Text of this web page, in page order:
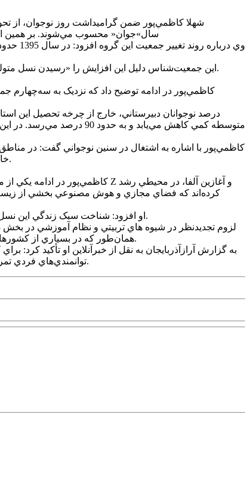
سال»جوان« محسوب مي‌شوند. بر همين
اين جمعيت‌شناس دليل اين افزايش را «رسيدن نسل متولد دهه 60 به سن فرزندآوري در اواخر دهه 80 و اوايل دهه 90» عنوان کرد و افزود: افزايش جمعيت نوجوانان تا اواخر دهه 1400 ادامه خواهد داشت.
کاظمي‌پور در ادامه توضيح داد که نزديک به سه‌چهارم
کاظمي‌پور با اشاره به اشتغال در سنين نوجواني گفت: در
خانواده‌ها تمايل بيشتري دارند که فرزندانشان تحصيل را ادامه دهند، مگر در مناطق محروم که فقر يا مشکلات اجتماعي باعث ترک تحصيل مي‌شود.
کرده‌اند که فضاي مجازي و هوش مصنوعي بخشي از
او افزود: شناخت سبک زندگي اين نسل و بازنگري اساسي در نظام آموزشي و تربيتي کشور ضروري است. از اين رو، آموزش‌وپرورش و خانواده‌ها بايد متناسب با اين تحولات عمل کنند.
لزوم تجديدنظر در شيوه هاي تربيتي و نظام آموزشي در بخش
همان‌طور که در بسياري از کشورهاي دنيا مشاهده مي‌شود، استفاده بيش از حد از تلفن همراه و حضور مداوم در فضاي مجازي مي‌تواند آثار رفتاري و رواني بر نوجوانان داشته باشد.
به گزارش آرازآذربايجان به نقل از خبرآنلاين او تأکيد
توانمندي‌هاي فردي تمرکز کنند تا نوجوانان بتوانند بخشي از وقت خود را به فعاليت‌هاي هنري و عملي اختصاص دهند و از وابستگي مفرط به فضاي مجازي فاصله بگيرند.